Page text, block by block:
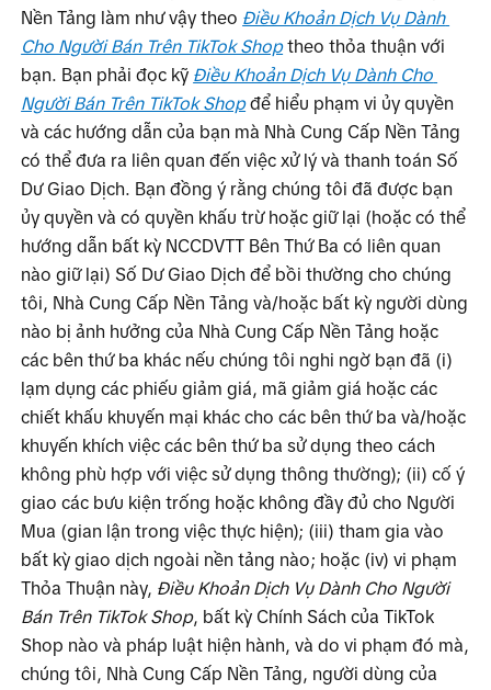
Nền Tảng làm như vậy theo Điều Khoản Dịch Vụ Dành
Cho Người Bán Trên TikTok Shop theo thỏa thuận với
bạn. Bạn phải đọc kỹ Điều Khoản Dịch Vụ Dành Cho
Người Bán Trên TikTok Shop để hiểu phạm vi ủy quyền
và các hướng dẫn của bạn mà Nhà Cung Cấp Nền Tảng
có thể đưa ra liên quan đến việc xử lý và thanh toán Số
Dư Giao Dịch. Bạn đồng ý rằng chúng tôi đã được bạn
ủy quyền và có quyền khấu trừ hoặc giữ lại (hoặc có thể
hướng dẫn bất kỳ NCCDVTT Bên Thứ Ba có liên quan
nào giữ lại) Số Dư Giao Dịch để bồi thường cho chúng
tôi, Nhà Cung Cấp Nền Tảng và/hoặc bất kỳ người dùng
nào bị ảnh hưởng của Nhà Cung Cấp Nền Tảng hoặc
các bên thứ ba khác nếu chúng tôi nghi ngờ bạn đã (i)
lạm dụng các phiếu giảm giá, mã giảm giá hoặc các
chiết khấu khuyến mại khác cho các bên thứ ba và/hoặc
khuyến khích việc các bên thứ ba sử dụng theo cách
không phù hợp với việc sử dụng thông thường); (ii) cố ý
giao các bưu kiện trống hoặc không đầy đủ cho Người
Mua (gian lận trong việc thực hiện); (iii) tham gia vào
bất kỳ giao dịch ngoài nền tảng nào; hoặc (iv) vi phạm
Thỏa Thuận này, Điều Khoản Dịch Vụ Dành Cho Người
Bán Trên TikTok Shop, bất kỳ Chính Sách của TikTok
Shop nào và pháp luật hiện hành, và do vi phạm đó mà,
chúng tôi, Nhà Cung Cấp Nền Tảng, người dùng của